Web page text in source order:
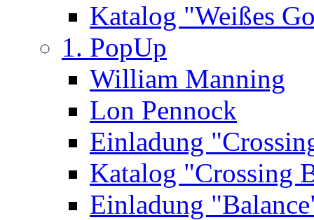
Katalog "Weißes
1. PopUp
William Manning
Lon Pennock
Einladung
Katalog "Crossing
Einladung